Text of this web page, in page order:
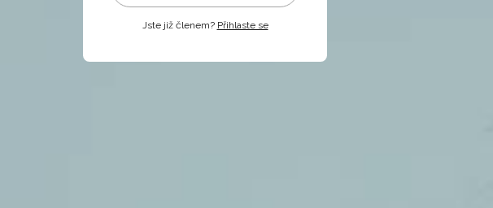
Jste již členem? Přihlaste se